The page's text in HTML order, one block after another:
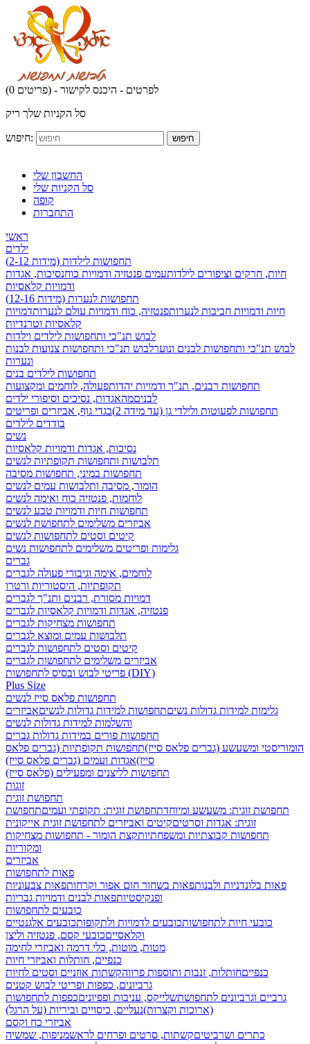
(0 פריטים) - לפרטים - היכנס לקישור
סל הקניות שלך ריק
חיפוש: חיפוש
החשבון שלי
סל הקניות שלי
קופה
התחברות
ראשי
ילדים
תחפושות לילדות (מידות 2-12)
חיות, חרקים וציפורים לילדותעמים פנטזיה ודמויות כוחנסיכות, אגדות
ודמויות קלאסיות
תחפושות לנערות (מידות 12-16)
חיות ודמויות חביבות לנערותפנטזיה, כוח ודמויות עולם לנערותדמויות
קלאסיות וטרנדיות
לבוש תנ"כי ותחפושות לילדים וילדות
לבוש תנ"כי ותחפושות לבנים ונוערלבוש תנ"כי ותחפושות צנועות לבנות
ונערות
תחפושות לילדים בנים
תחפושות רבנים, תנ"ך ודמויות יהדותפעולה, לוחמים ומקצועות
לבניםמהאגדות, נסיכים וסיפורי ילדים
תחפושות לפעוטות ולילדי גן (עד מידה 2)
בגדי גוף, אביזרים ופריטים
בודדים לילדים
נשים
נסיכות, אגדות ודמויות קלאסיות
תלבושות ותחפושות תקופתיות לנשים
תחפושות במיני, תחפושות מסיבה
הומור, מסיבה ותלבושות עמים לנשים
לוחמות, פנטזיה כוח ואימה לנשים
תחפושות חיות ודמויות טבע לנשים
אביזרים משלימים לתחפושת לנשים
קיטים וסטים לתחפושות לנשים
גלימות ופריטים משלימים לתחפושות נשים
גברים
לוחמים, אימה וגיבורי פעולה לגברים
תקופתיות, היסטוריות ורטרו
דמויות מסורת, רבנים ותנ"ך לגברים
פנטזיה, אגדות ודמויות קלאסיות לגברים
תחפושות מצחיקות לגברים
תלבושות עמים ומוצא לגברים
קיטים וסטים לתחפושות לגברים
אביזרים משלימים לתחפושות לגברים
פריטי לבוש ובסיס לתחפושות (DIY)
Plus Size
תחפושות פלאס סייז לנשים
גלימות למידות גדולות נשיםתחפושות למידות גדולות לנשיםאביזרים
והשלמות למידות גדולות לנשים
תחפושות פורים במידות גדולות גברים
הומוריסטי ומשעשע (גברים פלאס סייז)תחפושות תקופתיות (גברים פלאס
סייז)אגדות ועמים (גברים פלאס סייז)
תחפושות לליצנים ומפעילים (פלאס סייז)
זוגות
תחפושת זוגית
תחפושת זוגית: משעשע ומיוחדתחפושת זוגית: תקופתי ועמיםתחפושת
זוגית: אגדות וסרטיםקיטים ואביזרים לתחפושת זוגית אייקונית
תחפושות קבוצתיות ומשפחתיותקצת הומור - תחפושות מצחיקות
ומקוריות
אביזרים
פאות לתחפושות
פאות בלונדניות ולבנותפאות בשחור חום אפור וקרחותפאות צבעוניות
ופנקיסטיותפאות לבנים ודמויות גבריות
כובעים לתחפושות
כובעי חיות לתחפושותכובעים לדמויות ולתקופותכובעים אלגנטיים
וקלאסייםכובעי קסם, פנטזיה וליצן
מטות, מוטות, כלי דרמה ואביזרי לחימה
כנפיים, חותלות ואביזרי חיות
כנפייםחותלות, זנבות ותוספות פרווהקשתות אוזניים וסטים לחיות
גרביונים, כפפות ופריטי לבוש קטנים
גרביים וגרביונים לתחפושתשלייקס, עניבות ופפיוניםכפפות לתחפושות
(ארוכות וקצרות)נעליים, כיסויים וביריות (על הרגל)
אביזרי כח וקסם
כתרים ושרביטיםקשתות, סרטים ופרחים לראשמניפות, שמשיה